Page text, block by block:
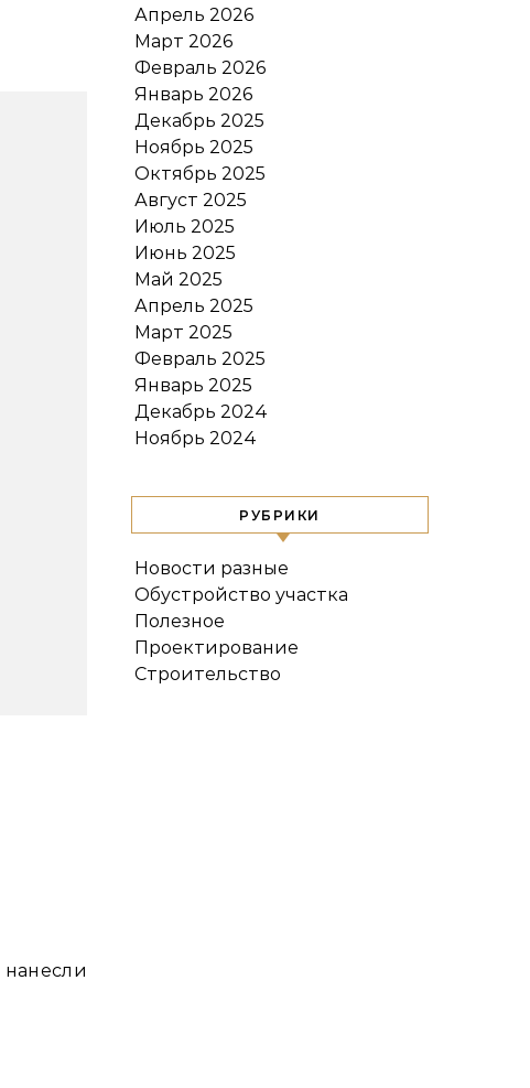
Апрель 2026
Март 2026
Февраль 2026
Январь 2026
Декабрь 2025
Ноябрь 2025
Октябрь 2025
Август 2025
Июль 2025
Июнь 2025
Май 2025
Апрель 2025
Март 2025
Февраль 2025
Январь 2025
Декабрь 2024
Ноябрь 2024
РУБРИКИ
Новости разные
Обустройство участка
Полезное
Проектирование
Строительство